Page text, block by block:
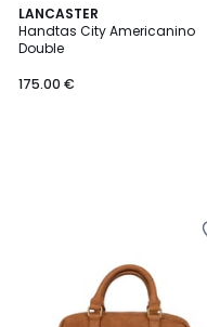
LANCASTER
Handtas City Americanino
Double
175.00 €